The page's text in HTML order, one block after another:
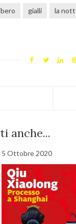
gialli la
anche...
5 Ottobre 2020